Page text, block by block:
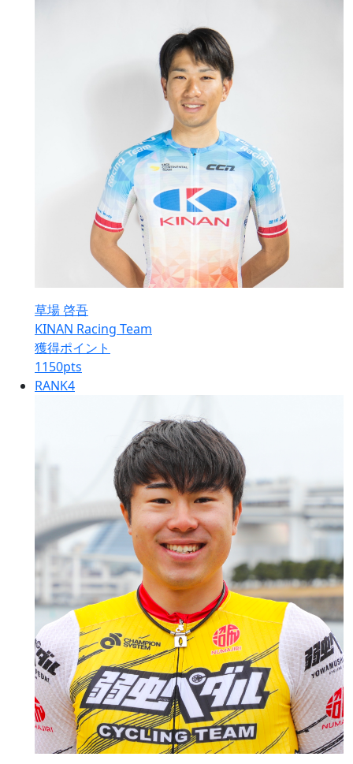
草場 啓吾
KINAN Racing Team
獲得ポイント
1150pts
RANK4